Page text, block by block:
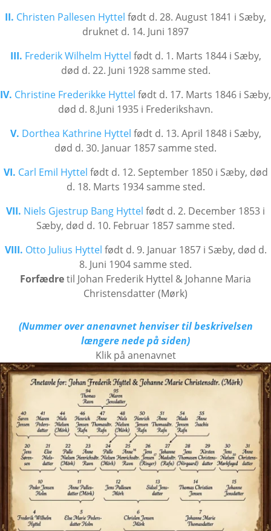
II. Christen Pallesen Hyttel født d. 28. August 1841 i Sæby,
druknet d. 14. Juni 1897
III. Frederik Wilhelm Hyttel født d. 1. Marts 1844 i Sæby,
død d. 22. Juni 1928 samme sted.
IV. Christine Frederikke Hyttel født d. 17. Marts 1846 i Sæby,
død d. 8.Juni 1935 i Frederikshavn.
V. Dorthea Kathrine Hyttel født d. 13. April 1848 i Sæby,
død d. 30. Januar 1857 samme sted.
VI. Carl Emil Hyttel født d. 12. September 1850 i Sæby, død
d. 18. Marts 1934 samme sted.
VII. Niels Gjestrup Bang Hyttel født d. 2. December 1853 i
Sæby, død d. 10. Februar 1857 samme sted.
VIII. Otto Julius Hyttel født d. 9. Januar 1857 i Sæby, død d.
8. Juni 1904 samme sted.
Forfædretil Johan Frederik Hyttel & Johanne Maria
Christensdatter (Mørk)
(Nummer over anenavnet henviser til beskrivelsen
længere nede på siden)
Klik på anenavnet